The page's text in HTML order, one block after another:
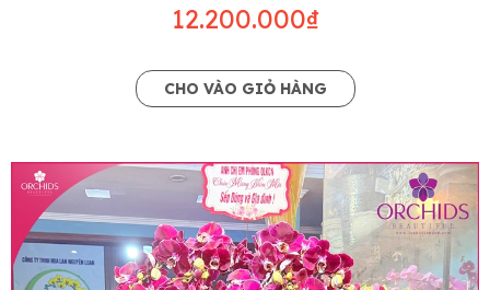
12.200.000₫
CHO VÀO GIỎ HÀNG